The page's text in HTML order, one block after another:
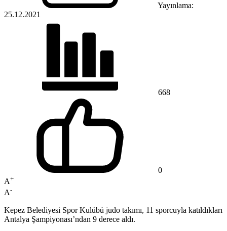
Yayınlama:
25.12.2021
668
0
A+
A-
Kepez Belediyesi Spor Kulübü judo takımı, 11 sporcuyla katıldıkları
Antalya Şampiyonası’ndan 9 derece aldı.